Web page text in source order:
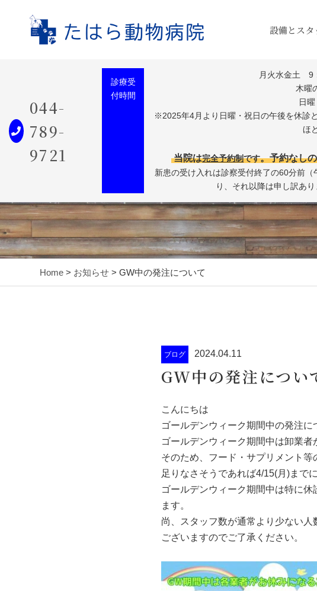
設備とスタ
044-
789-
9721
診療受
付時間
月火水金土 9
木
日
※2025年4月より日曜・祝日の午後を休診
ほ
当院は完全予約制です。予約なし
新患の受け入れは診察受付終了の60分前
り、それ以降は申し訳あ
Home > お知らせ > GW中の発注について
ブログ 2024.04.11
GW中の発注につい
こんにちは
ゴールデンウィーク期間中の発注に
ゴールデンウィーク期間中は卸業
そのため、フード・サプリメント等
足りなさそうであれば4/15(月)まで
ゴールデンウィーク期間中は特に
ます。
尚、スタッフ数が通常より少ない
ございますのでご了承ください。